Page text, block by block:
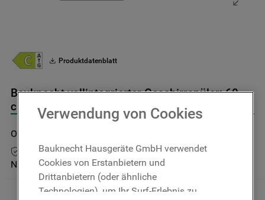
Produktdatenblatt
Bauknecht vollintegrierter Geschirrspüler: 60
cm - OBIC Ecosilent 7540
OBIC Ecosilent 7540
10 Jahre Ersatzteilgarantie
Nicht im Bauknecht Online Shop verfügbar
Verwendung von Cookies
Bauknecht Hausgeräte GmbH verwendet
Cookies von Erstanbietern und
Drittanbietern (oder ähnliche
Technologien), um Ihr Surf-Erlebnis zu